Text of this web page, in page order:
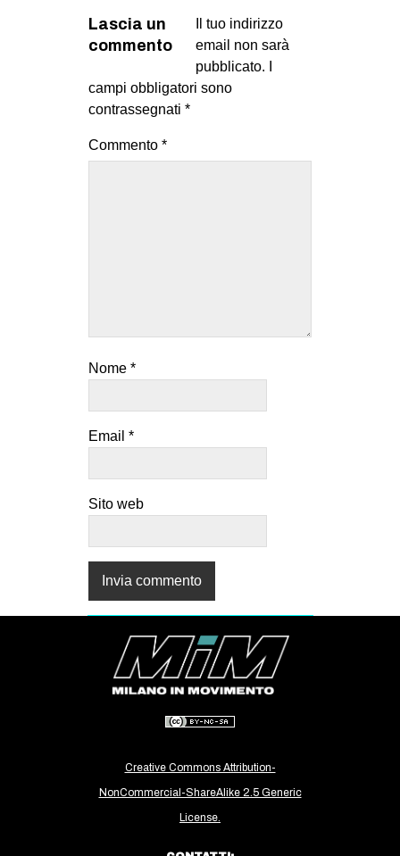
Lascia un
commento
Il tuo indirizzo
email non sarà
pubblicato.
campi obbligatori sono
contrassegnati *
Commento *
Nome *
Email *
Sito web
Creative Commons Attribution-
NonCommercial-ShareAlike 2.5 Generic
License.